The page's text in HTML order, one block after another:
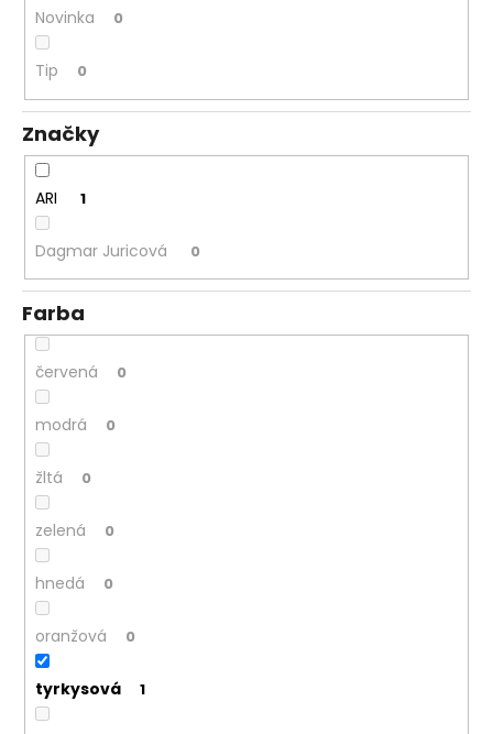
Novinka 0
Tip 0
Značky
ARI 1
Dagmar Juricová 0
Farba
červená 0
modrá 0
žltá 0
zelená 0
hnedá 0
oranžová 0
tyrkysová 1
á
ť
?
HĽADAŤ
O
d
p
o
a
m